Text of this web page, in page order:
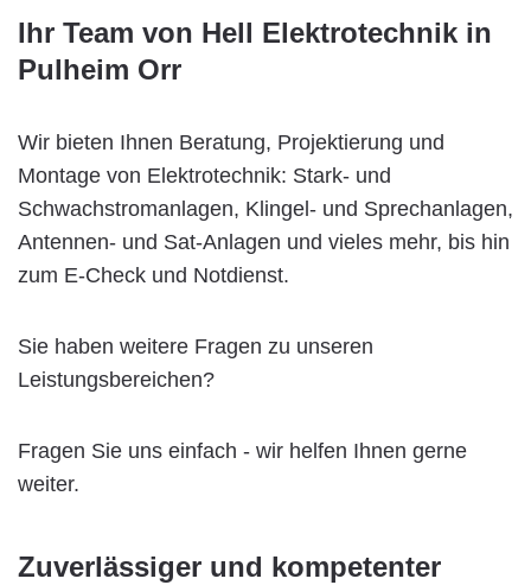
Ihr Team von Hell Elektrotechnik in
Pulheim Orr
Wir bieten Ihnen Beratung, Projektierung und
Montage von Elektrotechnik: Stark- und
Schwachstromanlagen, Klingel- und Sprechanlagen,
Antennen- und Sat-Anlagen und vieles mehr, bis hin
zum E-Check und Notdienst.
Sie haben weitere Fragen zu unseren
Leistungsbereichen?
Fragen Sie uns einfach - wir helfen Ihnen gerne
weiter.
Zuverlässiger und kompetenter